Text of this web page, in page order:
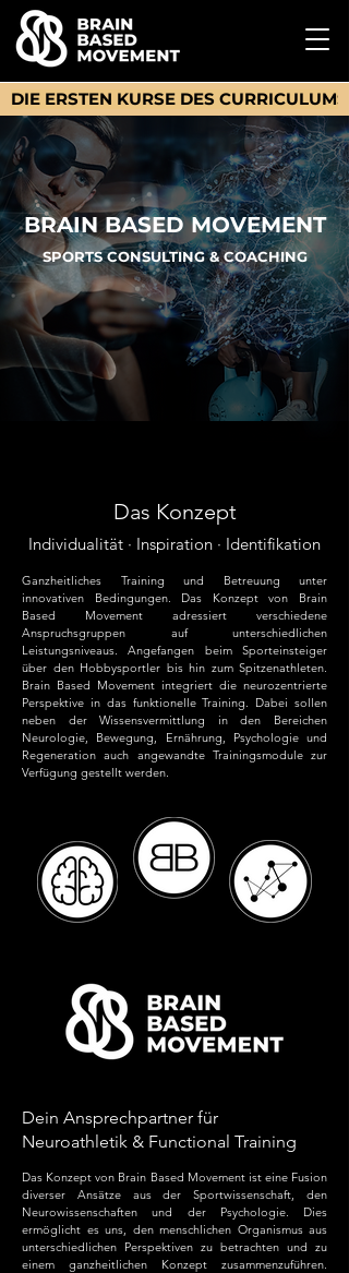
BRAIN BASED MOVEMENT
SPORTS CONSULTING & COACHING
DIE ERSTEN KURSE DES
Individualität · Inspiration · Identifikation
Das Konzept
Ganzheitliches Training und Betreuung unter
innovativen Bedingungen. Das Konzept von Brain
Based Movement adressiert verschiedene
Anspruchsgruppen auf unterschiedlichen
Leistungsniveaus. Angefangen beim Sporteinsteiger
über den Hobbysportler bis hin zum Spitzenathleten.
Brain Based Movement integriert die neurozentrierte
Perspektive in das funktionelle Training. Dabei sollen
neben der Wissensvermittlung in den Bereichen
Neurologie, Bewegung, Ernährung, Psychologie und
Regeneration auch angewandte Trainingsmodule zur
Verfügung gestellt werden.
Dein Ansprechpartner für
Neuroathletik & Functional Training
Das Konzept von Brain Based Movement ist eine Fusion
diverser Ansätze aus der Sportwissenschaft, den
Neurowissenschaften und der Psychologie. Dies
ermöglicht es uns, den menschlichen Organismus aus
unterschiedlichen Perspektiven zu betrachten und zu
einem ganzheitlichen Konzept zusammenzuführen.